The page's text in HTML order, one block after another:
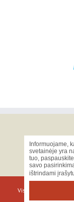
Informuojame,
svetainėje yra
tuo,
savo
ištrindami
Viskas
Visos teisės